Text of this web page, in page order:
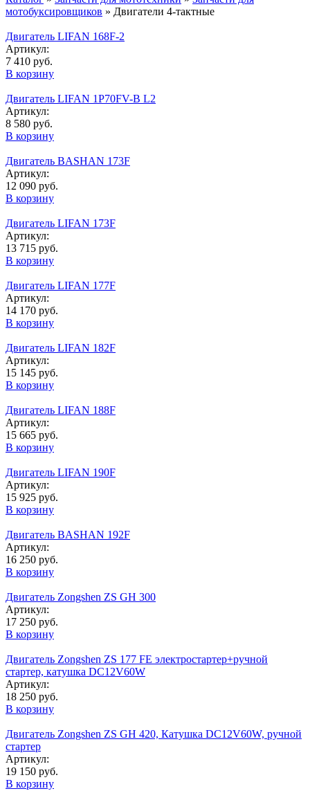
мотобуксировщиков » Двигатели 4-тактные
Двигaтель LIFAN 168F-2
Артикул:
7 410 руб.
В корзину
Двигатель LIFAN 1Р70FV-B L2
Артикул:
8 580 руб.
В корзину
Двигатель BASHAN 173F
Артикул:
12 090 руб.
В корзину
Двигатель LIFAN 173F
Артикул:
13 715 руб.
В корзину
Двигатель LIFAN 177F
Артикул:
14 170 руб.
В корзину
Двигатель LIFAN 182F
Артикул:
15 145 руб.
В корзину
Двигaтель LIFAN 188F
Артикул:
15 665 руб.
В корзину
Двигатель LIFAN 190F
Артикул:
15 925 руб.
В корзину
Двигатель BASHAN 192F
Артикул:
16 250 руб.
В корзину
Двигатель Zongshen ZS GH 300
Артикул:
17 250 руб.
В корзину
Двигатель Zongshen ZS 177 FE электростартер+ручной
стартер, катушка DC12V60W
Артикул:
18 250 руб.
В корзину
Двигатель Zongshen ZS GH 420, Катушка DC12V60W, ручной
стартер
Артикул:
19 150 руб.
В корзину